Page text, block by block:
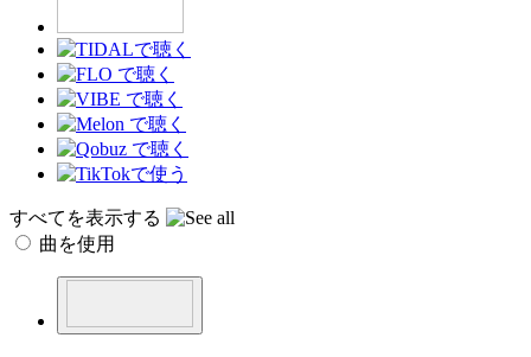
すべてを表示する
曲を使用